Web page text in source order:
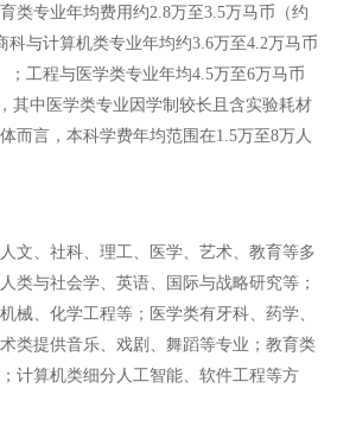
类专业年均费用约2.8万至3.5万马币（约
科与计算机类专业年均约3.6万至4.2万马币
；工程与医学类专业年均4.5万至6万马币
其中医学类专业因学制较长且含实验耗材
而言，本科学费年均范围在1.5万至8万人
文、社科、理工、医学、艺术、教育等多
类与社会学、英语、国际与战略研究等；
械、化学工程等；医学类有牙科、药学、
类提供音乐、戏剧、舞蹈等专业；教育类
计算机类细分人工智能、软件工程等方